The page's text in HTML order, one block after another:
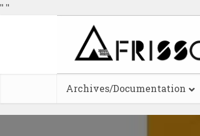
" "
Archives/Documentation